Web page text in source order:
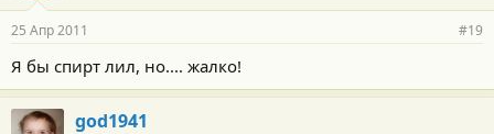
25 Апр 2011 #19
Я бы спирт лил, но.... жалко!
god1941